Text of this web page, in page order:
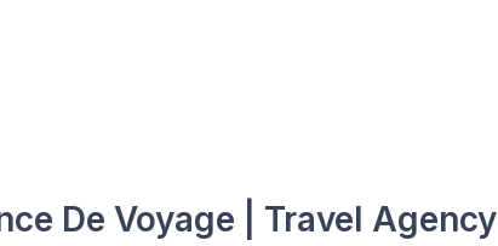
De Voyage | Travel Agency